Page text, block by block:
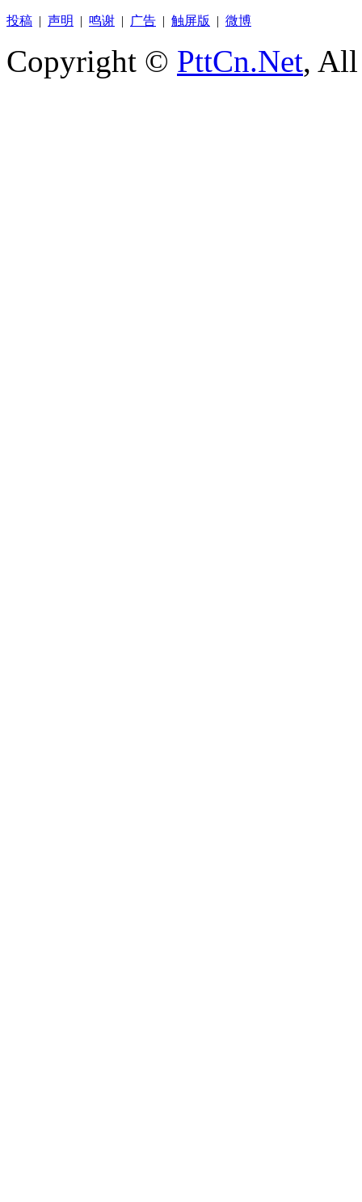
投稿 | 声明 | 鸣谢 | 广告 | 触屏版 | 微博
Copyright © PttCn.Net,